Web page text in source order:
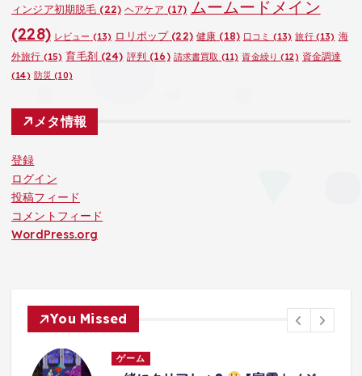
ィンジア初期脱毛 (22) ヘアケア (17) ムームードメイン
(228) レビュー (13) ロリポップ(22) 健康 (18) 口コミ (13) 旅行(13) 海
外旅行 (15) 育毛剤(24) 評判 (16) 請求書買取 (11) 資金繰り (12) 資金調達
(14) 防災 (10)
メタ情報
登録
ログイン
投稿フィード
コメントフィード
WordPress.org
You Missed